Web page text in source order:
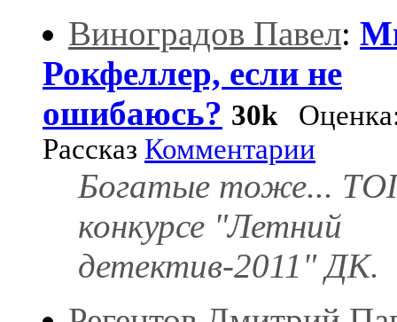
Виноградов Павел:
Рокфеллер, если не
ошибаюсь? 30k
Рассказ Комментарии
Богатые тоже...
конкурсе "Летний
детектив-2011" ДК.